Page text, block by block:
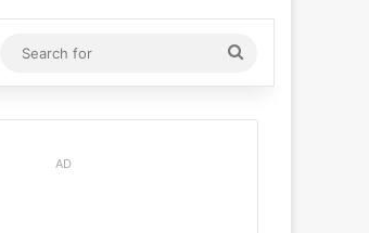
Switch skin
for
AD